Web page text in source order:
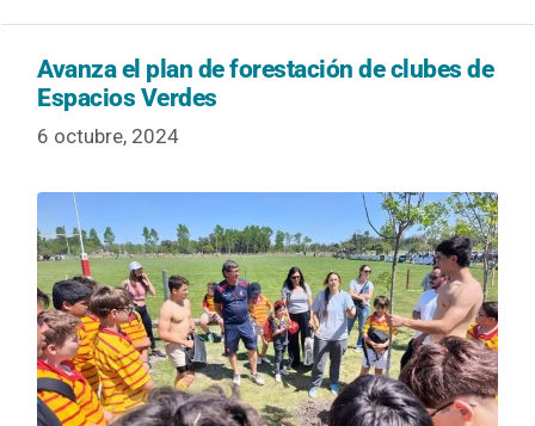
Avanza el plan de forestación de clubes de
Espacios Verdes
6 octubre, 2024